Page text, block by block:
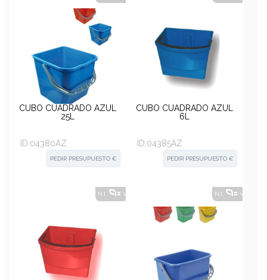
CUBO CUADRADO AZUL
25L
ID:04380AZ
PEDIR PRESUPUESTO €
CUBO CUADRADO AZUL
6L
ID:04385AZ
PEDIR PRESUPUESTO €
N.I. VER ALTERNATIVAS N.I. VER